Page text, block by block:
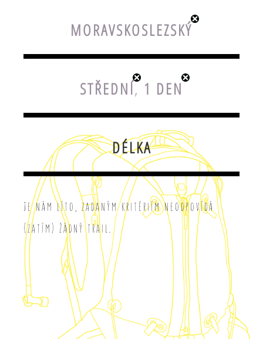
MORAVSKOSLEZSKÝ
STŘEDNÍ, 1 DEN
DÉLKA
Je nám líto, zadaným kritériím neodpovídá
(zatím) žádný trail.